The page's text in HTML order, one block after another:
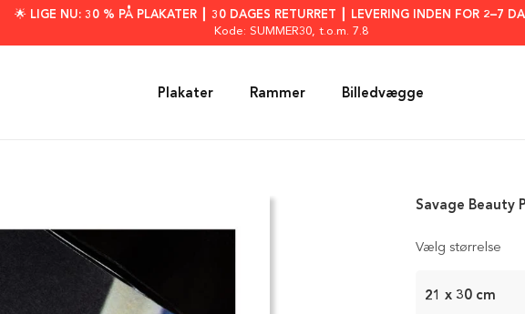
🌟 LIGE NU: 30 % PÅ PLAKATER ┃ 30 DAGES RETURRET ┃ LEVERING INDEN FOR 2–7
Kode: SUMMER30, t.o.m. 7.8
Plakater Rammer Billedvægge
Vælg størrelse
21 x 30 cm
Savage Beauty